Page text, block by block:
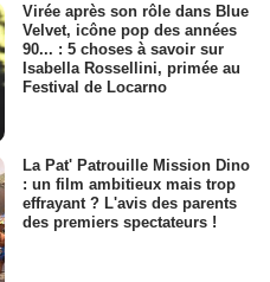
Virée après son rôle dans Blue
Velvet, icône pop des années
90... : 5 choses à savoir sur
Isabella Rossellini, primée au
Festival de Locarno
La Pat' Patrouille Mission Dino
: un film ambitieux mais trop
effrayant ? L'avis des parents
des premiers spectateurs !